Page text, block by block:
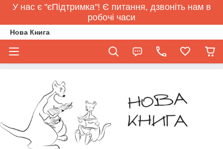
У нас є "єПідтримка"! Є питання, дзвоніть нам в
робочі часи
Нова Книга